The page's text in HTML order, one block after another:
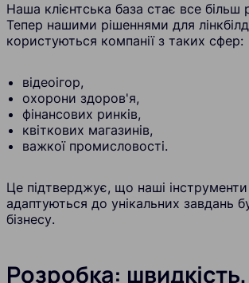
Наша клієнтська база стає все більш
Тепер нашими рішеннями для
користуються компанії з таких сфер:
відеоігор,
охорони здоров'я,
фінансових ринків,
квіткових магазинів,
важкої промисловості.
Це підтверджує, що наші інструменти
адаптуються до унікальних завдань
бізнесу.
Розробка: